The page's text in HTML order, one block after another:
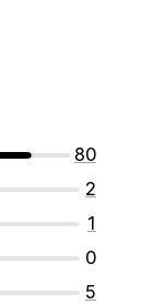
80
2
1
0
5